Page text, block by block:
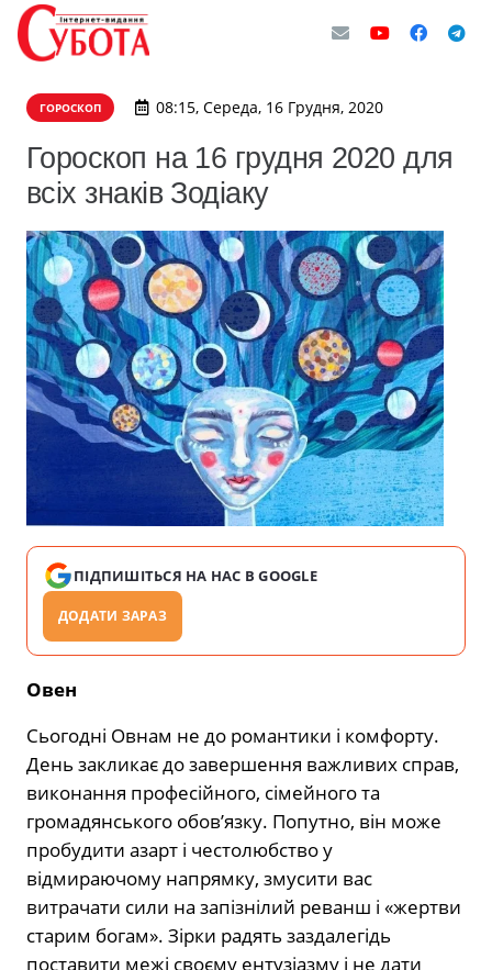
ГОРОСКОП 08:15, Середа, 16 Грудня, 2020
Гороскоп на 16 грудня 2020 для
всіх знаків Зодіаку
ПІДПИШІТЬСЯ НА НАС В GOOGLE
ДОДАТИ ЗАРАЗ
Овен
Сьогодні Овнам не до романтики і комфорту.
День закликає до завершення важливих справ,
виконання професійного, сімейного та
громадянського обов’язку. Попутно, він може
пробудити азарт і честолюбство у
відмираючому напрямку, змусити вас
витрачати сили на запізнілий реванш і «жертви
старим богам». Зірки радять заздалегідь
поставити межі своєму ентузіазму і не дати